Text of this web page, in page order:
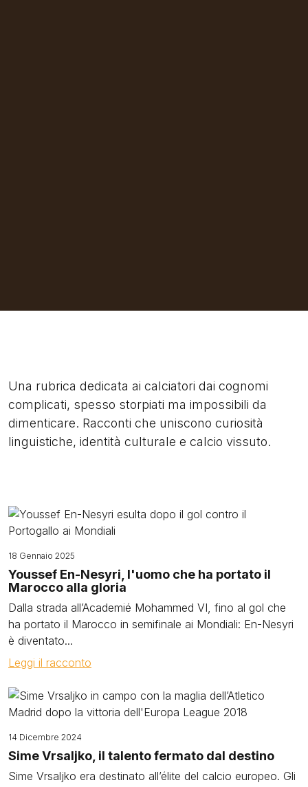
Una rubrica dedicata ai calciatori dai cognomi
complicati, spesso storpiati ma impossibili da
dimenticare. Racconti che uniscono curiosità
linguistiche, identità culturale e calcio vissuto.
Image
18 Gennaio 2025
Youssef En-Nesyri, l'uomo che ha portato il
Marocco alla gloria
Dalla strada all’Academié Mohammed VI, fino al gol che
ha portato il Marocco in semifinale ai Mondiali: En-Nesyri
è diventato...
Leggi il racconto
Image
14 Dicembre 2024
Sime Vrsaljko, il talento fermato dal destino
Sime Vrsaljko era destinato all’élite del calcio europeo. Gli